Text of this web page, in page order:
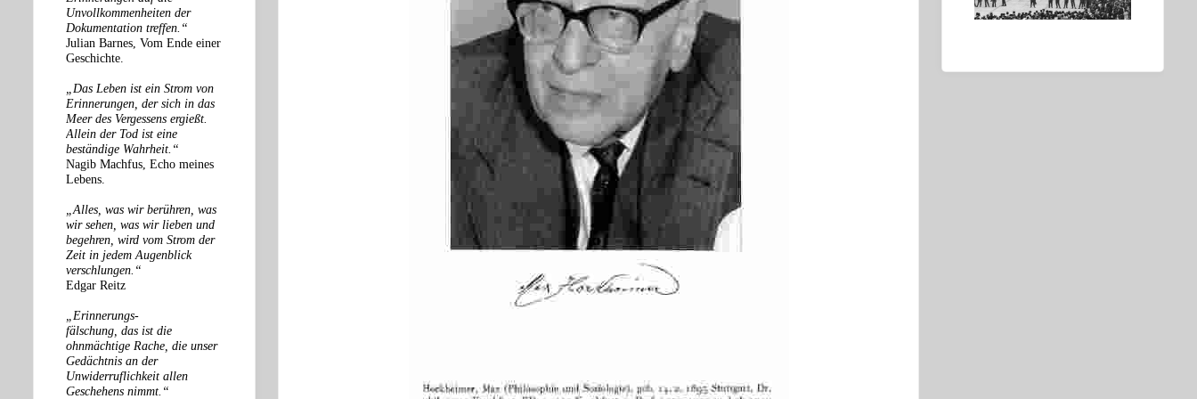
Unvollkommenheiten der
Dokumentation treffen.“
Julian Barnes, Vom Ende einer
Geschichte.
„Das Leben ist ein Strom von
Erinnerungen, der sich in das
Meer des Vergessens ergießt.
Allein der Tod ist eine
beständige Wahrheit.“
Nagib Machfus, Echo meines
Lebens.
„Alles, was wir berühren, was
wir sehen, was wir lieben und
begehren, wird vom Strom der
Zeit in jedem Augenblick
verschlungen.“
Edgar Reitz
„Erinnerungs-
fälschung, das ist die
ohnmächtige Rache, die unser
Gedächtnis an der
Unwiderruflichkeit allen
Geschehens nimmt.“